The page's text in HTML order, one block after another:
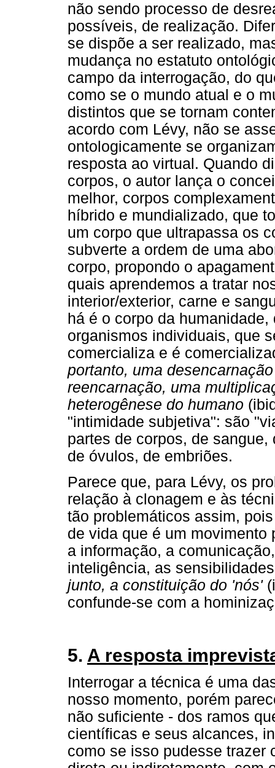
não sendo processo de
possíveis, de realização.
se dispõe a ser realizado,
mudança no estatuto
campo da interrogação, do
como se o mundo atual e o
distintos que se tornam
acordo com Lévy, não se
ontologicamente se
resposta ao virtual. Quando
corpos, o autor lança o
melhor, corpos
híbrido e mundializado, que
um corpo que ultrapassa os
subverte a ordem de uma
corpo, propondo o
quais aprendemos a tratar
interior/exterior, carne e
há é o corpo da
organismos individuais, que
comercializa e é
portanto, uma
reencarnação, uma
heterogênese do humano
"intimidade subjetiva": são
partes de corpos, de
de óvulos, de embriões.
Parece que, para Lévy, os
relação à clonagem e às
tão problemáticos assim,
de vida que é um
a informação, a
inteligência, as
junto, a constituição do 'nós'
confunde-se com a
5. A resposta
Interrogar a técnica é uma
nosso momento, porém
não suficiente - dos ramos
científicas e seus alcances,
como se isso pudesse trazer